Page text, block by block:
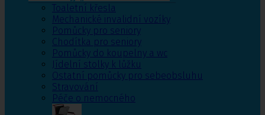
Toaletní křesla
Mechanické invalidní vozíky
Pomůcky pro seniory
Chodítka pro seniory
Pomůcky do koupelny a wc
Jídelní stolky k lůžku
Ostatní pomůcky pro sebeobsluhu
Stravování
Péče o nemocného